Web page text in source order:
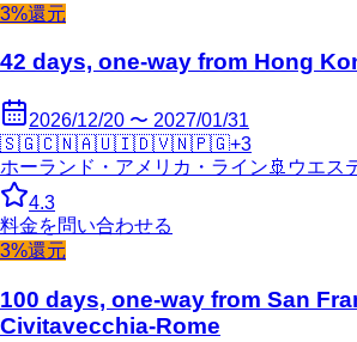
3%還元
42 days, one-way from Hong
2026/12/20 〜 2027/01/31
🇸🇬🇨🇳🇦🇺🇮🇩🇻🇳🇵🇬+3
ホーランド・アメリカ・ライン 🚢 ウエス
4.3
料金を問い合わせる
3%還元
100 days, one-way from San
Civitavecchia-Rome